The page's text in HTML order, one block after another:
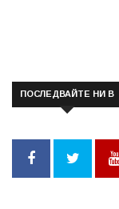
ПОСЛЕДВАЙТЕ НИ В